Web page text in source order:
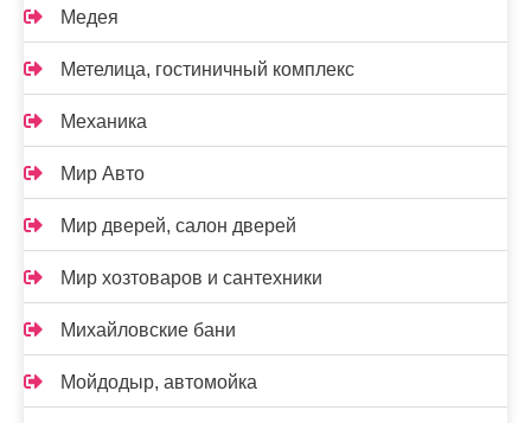
Медея
Метелица, гостиничный комплекс
Механика
Мир Авто
Мир дверей, салон дверей
Мир хозтоваров и сантехники
Михайловские бани
Мойдодыр, автомойка